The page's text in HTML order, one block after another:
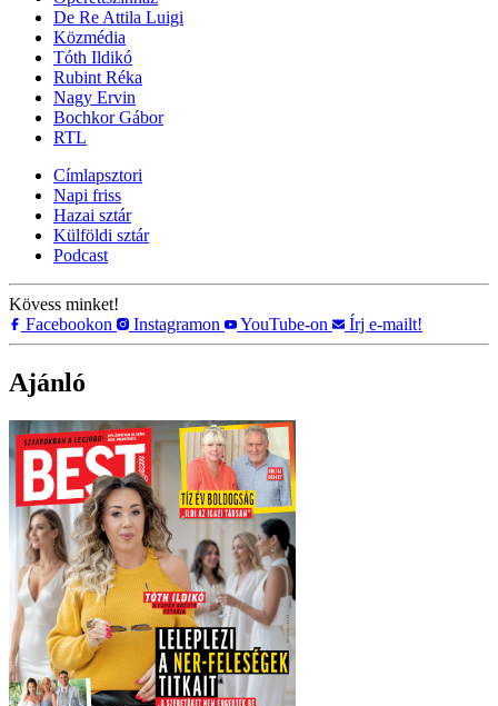
De Re Attila Luigi
Közmédia
Tóth Ildikó
Rubint Réka
Nagy Ervin
Bochkor Gábor
RTL
Címlapsztori
Napi friss
Hazai sztár
Külföldi sztár
Podcast
Kövess minket!
Facebookon
Instagramon YouTube-on Írj e-mailt!
Ajánló